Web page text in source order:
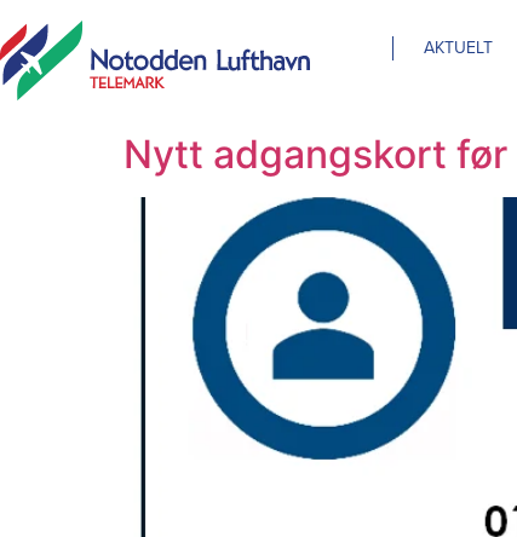
AKTUELT
Nytt adgangskort før